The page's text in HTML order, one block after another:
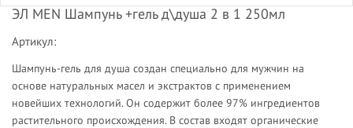
ЭЛ MEN Шампунь +гель д\душа 2 в 1 250мл
Артикул:
Шампунь-гель для душа создан специально для мужчин на
основе натуральных масел и экстрактов с применением
новейших технологий. Он содержит более 97% ингредиентов
растительного происхождения. В состав входят органические